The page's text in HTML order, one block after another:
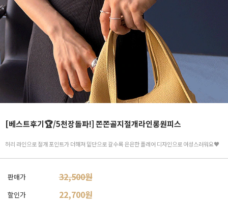
[베스트후기🏆/5천장돌파!] 쫀쫀골지절개라인롱원피스
허리 라인으로 절개 포인트가 더해져 밑단으로 갈수록 은은한 플레어 디자인으로 여성스러워요♥
판매가 32,500원
할인가 22,700원